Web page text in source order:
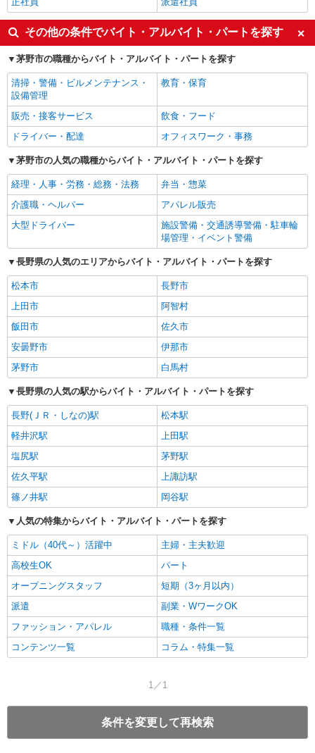
その他の条件でバイト・アルバイト・パートを探す
茅野市の職種からバイト・アルバイト・パートを探す
清掃・警備・ビルメンテナンス・
設備管理
教育・保育
販売・接客サービス
飲食・フード
ドライバー・配達
オフィスワーク・事務
茅野市の人気の職種からバイト・アルバイト・パートを探す
経理・人事・労務・総務・法務
弁当・惣菜
介護職・ヘルパー
アパレル販売
大型ドライバー
施設警備・交通誘導警備・駐車輪
場管理・イベント警備
長野県の人気のエリアからバイト・アルバイト・パートを探す
松本市
長野市
上田市
阿智村
飯田市
佐久市
安曇野市
伊那市
茅野市
白馬村
長野県の人気の駅からバイト・アルバイト・パートを探す
長野(ＪＲ・しなの)駅
松本駅
軽井沢駅
上田駅
塩尻駅
茅野駅
佐久平駅
上諏訪駅
篠ノ井駅
岡谷駅
人気の特集からバイト・アルバイト・パートを探す
ミドル（40代～）活躍中
主婦・主夫歓迎
高校生OK
パート
オープニングスタッフ
短期（3ヶ月以内）
派遣
副業・WワークOK
ファッション・アパレル
職種・条件一覧
コンテンツ一覧
コラム・特集一覧
1／1
条件を変更して再検索